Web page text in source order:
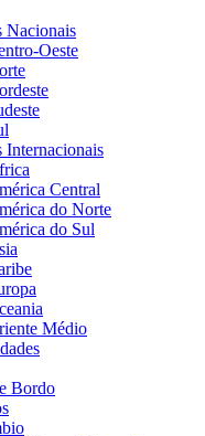
Nacionais
Oeste
Internacionais
Central
do Norte
do Sul
Médio
Bordo